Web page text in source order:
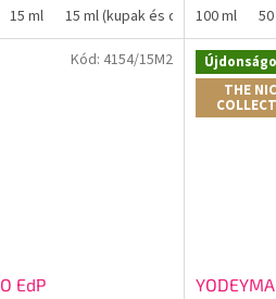
15 ml 15 ml (kupak és doboz nélkül)
100 ml
EdP
Kód: 4154/15M2
THE